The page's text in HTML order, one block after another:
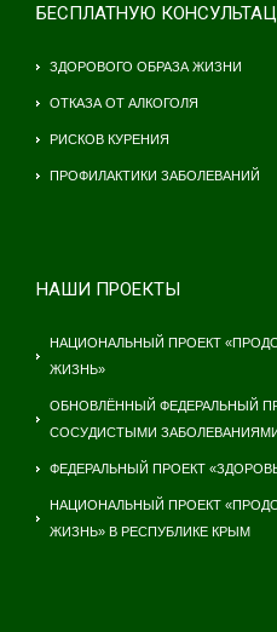
БЕСПЛАТНУЮ
ЗДОРОВОГО ОБРАЗА ЖИЗНИ
ОТКАЗА ОТ АЛКОГОЛЯ
РИСКОВ КУРЕНИЯ
ПРОФИЛАКТИКИ ЗАБОЛЕВАНИЙ
НАШИ ПРОЕКТЫ
НАЦИОНАЛЬНЫЙ ПРОЕКТ
ЖИЗНЬ»
ОБНОВЛЁННЫЙ ФЕДЕРАЛЬНЫЙ
СОСУДИСТЫМИ
ФЕДЕРАЛЬНЫЙ ПРОЕКТ
НАЦИОНАЛЬНЫЙ ПРОЕКТ
ЖИЗНЬ» В РЕСПУБЛИКЕ КРЫМ